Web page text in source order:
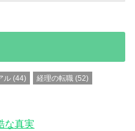
ル(44) 経理の転職 (52)
な真実